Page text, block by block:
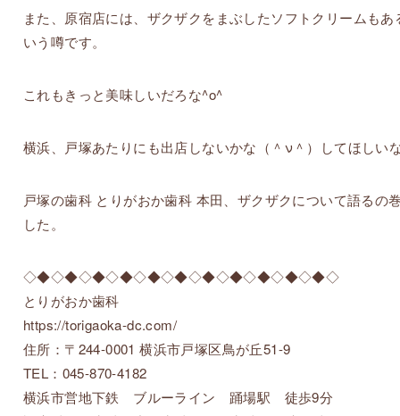
また、原宿店には、ザクザクをまぶしたソフトクリームもあ
いう噂です。
これもきっと美味しいだろな^o^
横浜、戸塚あたりにも出店しないかな（＾ν＾）してほしい
戸塚の歯科 とりがおか歯科 本田、ザクザクについて語るの
した。
◇◆◇◆◇◆◇◆◇◆◇◆◇◆◇◆◇◆◇◆◇◆◇
とりがおか歯科
https://torigaoka-dc.com/
住所：〒244-0001 横浜市戸塚区鳥が丘51-9
TEL：045-870-4182
横浜市営地下鉄 ブルーライン 踊場駅 徒歩9分